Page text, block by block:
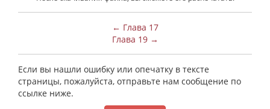
← Глава 17
Глава 19 →
Если вы нашли ошибку или опечатку в тексте
страницы, пожалуйста, отправьте нам сообщение по
ссылке ниже.